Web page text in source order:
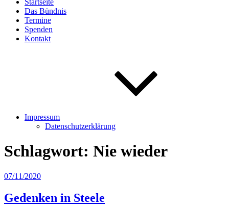
Startseite
Das Bündnis
Termine
Spenden
Kontakt
Impressum
Datenschutzerklärung
Schlagwort: Nie wieder
Veröffentlicht
07/11/2020
Gedenken in Steele